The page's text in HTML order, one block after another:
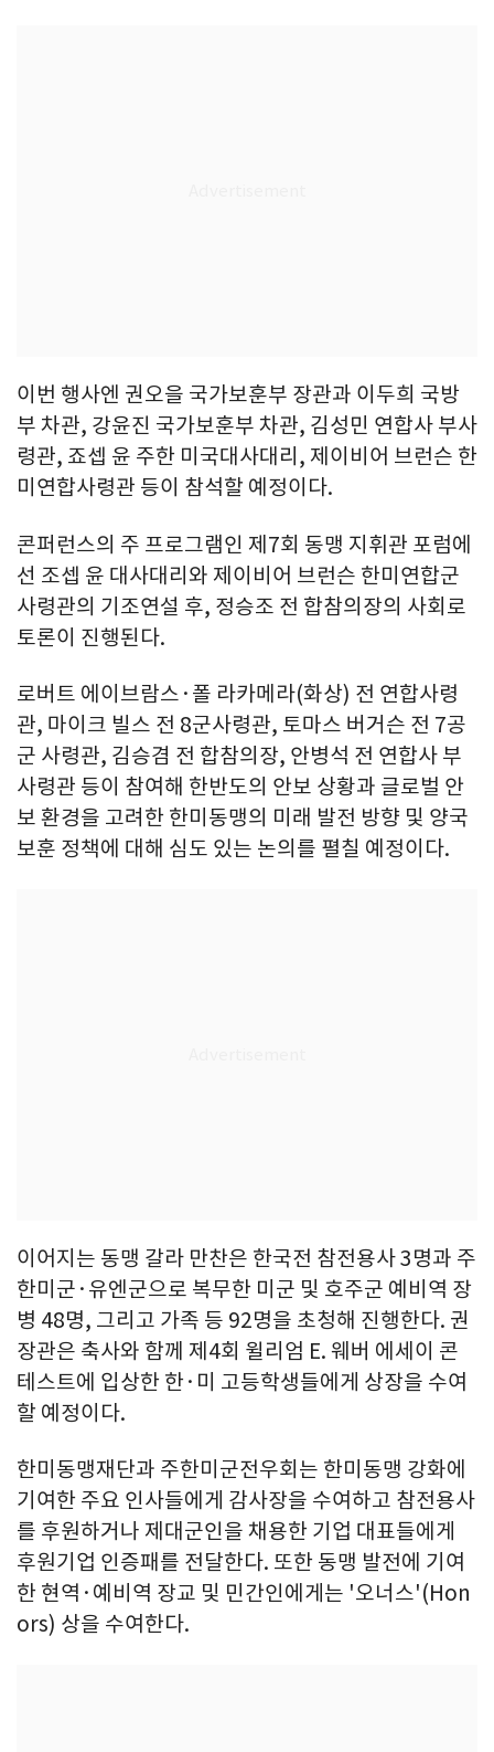
이번 행사엔 권오을 국가보훈부 장관과 이두희 국방
부 차관, 강윤진 국가보훈부 차관, 김성민 연합사 부사
령관, 죠셉 윤 주한 미국대사대리, 제이비어 브런슨 한
미연합사령관 등이 참석할 예정이다.
콘퍼런스의 주 프로그램인 제7회 동맹 지휘관 포럼에
선 조셉 윤 대사대리와 제이비어 브런슨 한미연합군
사령관의 기조연설 후, 정승조 전 합참의장의 사회로
토론이 진행된다.
로버트 에이브람스·폴 라카메라(화상) 전 연합사령
관, 마이크 빌스 전 8군사령관, 토마스 버거슨 전 7공
군 사령관, 김승겸 전 합참의장, 안병석 전 연합사 부
사령관 등이 참여해 한반도의 안보 상황과 글로벌 안
보 환경을 고려한 한미동맹의 미래 발전 방향 및 양국
보훈 정책에 대해 심도 있는 논의를 펼칠 예정이다.
이어지는 동맹 갈라 만찬은 한국전 참전용사 3명과 주
한미군·유엔군으로 복무한 미군 및 호주군 예비역 장
병 48명, 그리고 가족 등 92명을 초청해 진행한다. 권
장관은 축사와 함께 제4회 윌리엄 E. 웨버 에세이 콘
테스트에 입상한 한·미 고등학생들에게 상장을 수여
할 예정이다.
한미동맹재단과 주한미군전우회는 한미동맹 강화에
기여한 주요 인사들에게 감사장을 수여하고 참전용사
를 후원하거나 제대군인을 채용한 기업 대표들에게
후원기업 인증패를 전달한다. 또한 동맹 발전에 기여
한 현역·예비역 장교 및 민간인에게는 '오너스'(Hon
ors) 상을 수여한다.